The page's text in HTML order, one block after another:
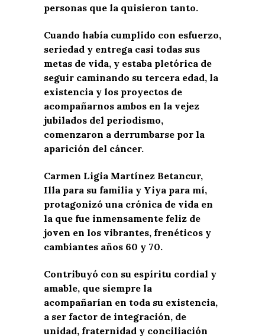
personas que la quisieron tanto.
Cuando había cumplido con esfuerzo,
seriedad y entrega casi todas sus
metas de vida, y estaba pletórica de
seguir caminando su tercera edad, la
existencia y los proyectos de
acompañarnos ambos en la vejez
jubilados del periodismo,
comenzaron a derrumbarse por la
aparición del cáncer.
Carmen Ligia Martínez Betancur,
Illa para su familia y Yiya para mí,
protagonizó una crónica de vida en
la que fue inmensamente feliz de
joven en los vibrantes, frenéticos y
cambiantes años 60 y 70.
Contribuyó con su espíritu cordial y
amable, que siempre la
acompañarían en toda su existencia,
a ser factor de integración, de
unidad, fraternidad y conciliación